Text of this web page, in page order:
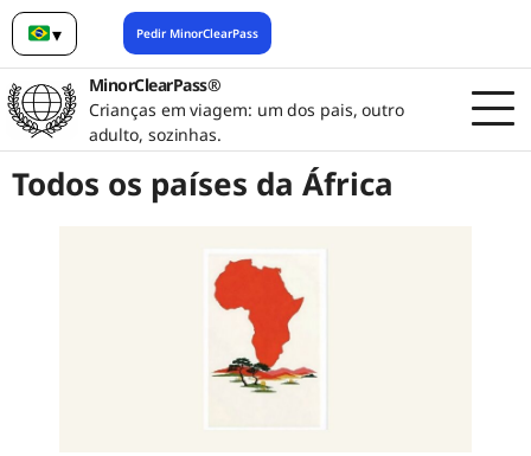
▾
Português (Brasil)
Pedir MinorClearPass
MinorClearPass®
Crianças em viagem: um dos pais, outro
adulto, sozinhas.
Todos os países da África